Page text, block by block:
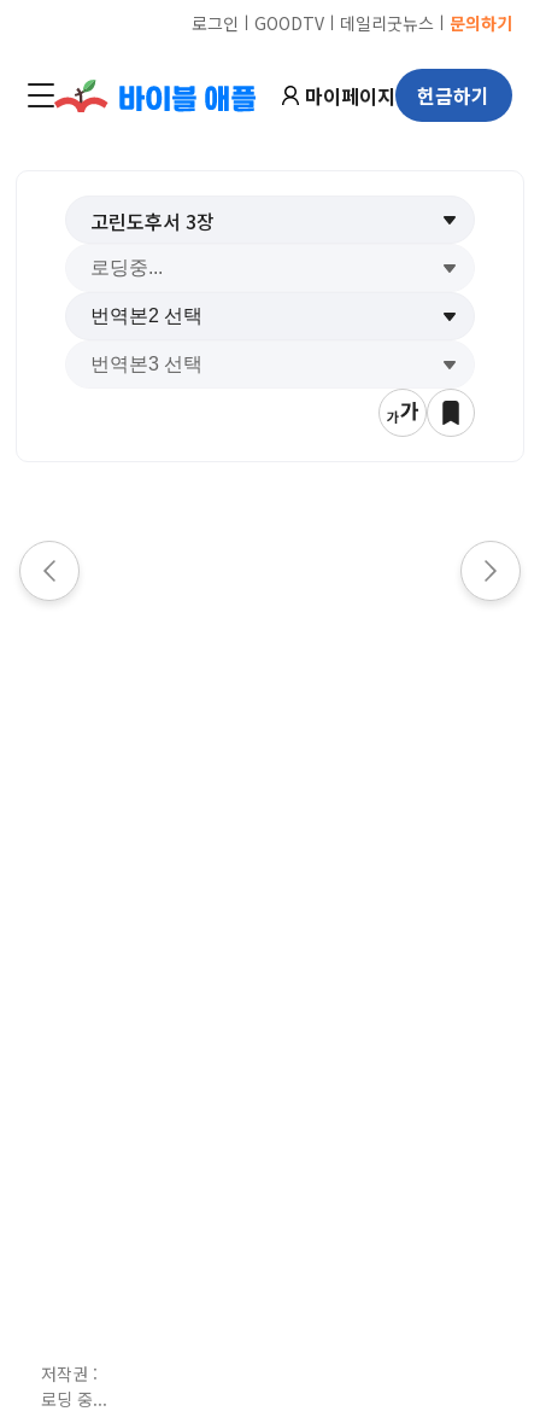
로그인 ㅣ GOODTVㅣ 데일리굿뉴스 ㅣ 문의하기
마이페이지 헌금하기
고린도후서 3장
저작권 :
로딩 중...